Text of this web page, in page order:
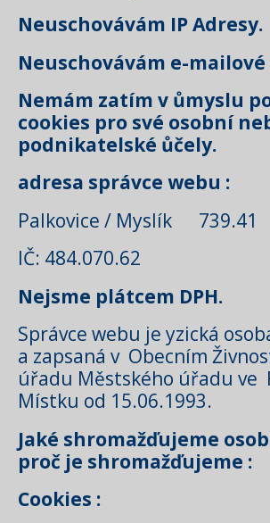
Neuschovávám IP Adresy.
Neuschovávám e-mailové
Nemám zatím v ůmyslu
cookies pro své osobní
podnikatelské ůčely.
adresa správce webu :
Palkovice / Myslík 739.41
IČ: 484.070.62
Nejsme plátcem DPH.
Správce webu je yzická
a zapsaná v Obecním
úřadu Městského úřadu ve
Místku od 15.06.1993.
Jaké shromažďujeme
proč je shromažďujeme :
Cookies :